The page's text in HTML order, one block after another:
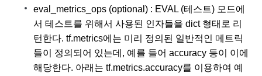
eval_metrics_ops (optional) : EVAL (테스트) 모드에
서 테스트를 위해서 사용된 인자들을 dict 형태로 리
턴한다. tf.metrics에는 미리 정의된 일반적인 메트릭
들이 정의되어 있는데, 예를 들어 accuracy 등이 이에
해당한다. 아래는 tf.metrics.accuracy를 이용하여 예